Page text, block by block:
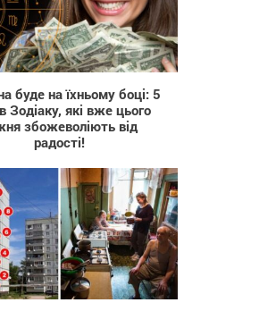
640
буде на їхньому боці: 5
Зодіаку, які вже цього
збожеволіють від
радості!
1 619